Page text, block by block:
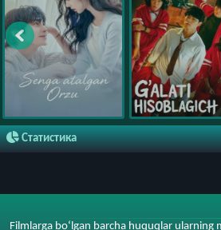
Статистика
Filmlarga bo‘lgan barcha huquqlar